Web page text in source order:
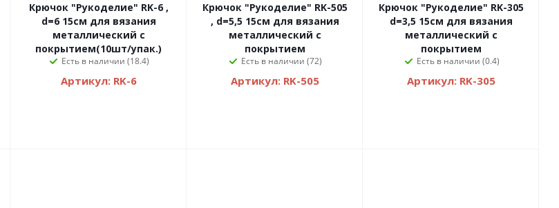
Крючок "Рукоделие" RK-6 ,
d=6 15см для вязания
металлический с
покрытием(10шт/упак.)
Есть в наличии (18.4)
Артикул: RK-6
Крючок "Рукоделие" RK-505
, d=5,5 15см для вязания
металлический с
покрытием
Есть в наличии (72)
Артикул: RK-505
Крючок "Рукоделие" RK-305
d=3,5 15см для вязания
металлический с
покрытием
Есть в наличии (0.4)
Артикул: RK-305